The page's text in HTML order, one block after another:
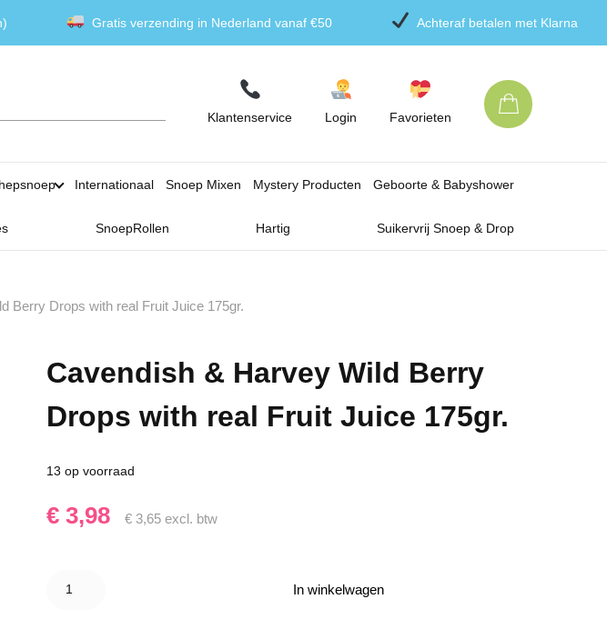
Gratis verzending in Nederland vanaf €50 Achteraf betalen met Klarna
Klantenservice Login Favorieten
Internationaal Snoep Mixen Mystery Producten Geboorte & Babyshower
SnoepRollen Hartig Suikervrij Snoep & Drop
Berry Drops with real Fruit Juice 175gr.
Cavendish & Harvey Wild Berry
Drops with real Fruit Juice 175gr.
13 op voorraad
€ 3,98 € 3,65 excl. btw
& Harvey
In winkelwagen